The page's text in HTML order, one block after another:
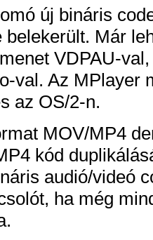
új bináris
Már
VDPAU-
val. Az MPlayer
az OS/2-n.
MOV/MP4
kód
audió/videó
ha még